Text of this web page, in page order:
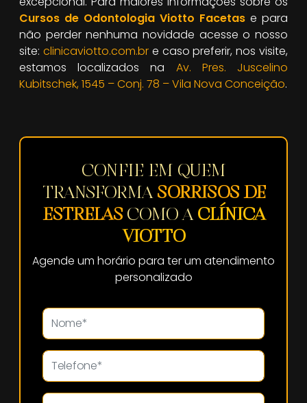
Cursos de Odontologia Viotto Facetas e para
não perder nenhuma novidade acesse o nosso
site: clinicaviotto.com.bre caso preferir, nos visite,
estamos localizados na Av. Pres. Juscelino
Kubitschek, 1545 – Conj. 78 – Vila Nova Conceição.
CONFIE EM QUEM
TRANSFORMASORRISOS DE
ESTRELASCOMO ACLÍNICA
VIOTTO
Agende um horário para ter um atendimento
personalizado